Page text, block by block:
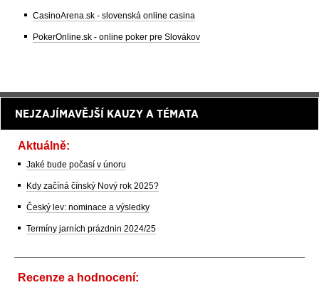
CasinoArena.sk - slovenská online casina
PokerOnline.sk - online poker pre Slovákov
NEJZAJÍMAVĚJŠÍ KAUZY A TÉMATA
Aktuálně:
Jaké bude počasí v únoru
Kdy začíná čínský Nový rok 2025?
Český lev: nominace a výsledky
Termíny jarních prázdnin 2024/25
Recenze a hodnocení: